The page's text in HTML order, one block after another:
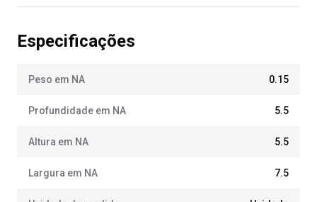
Especificações
Peso em NA 0.15
Profundidade em NA 5.5
Altura em NA 5.5
Largura em NA 7.5